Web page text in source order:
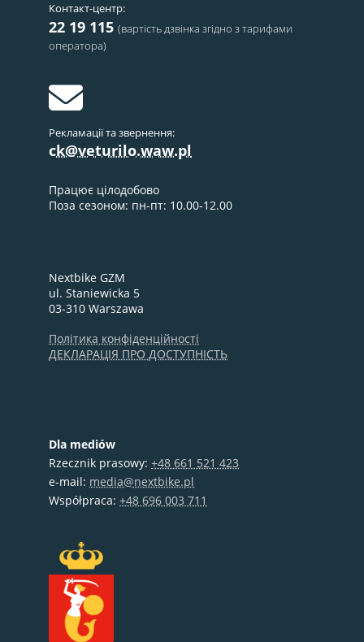
Прийняти
Контакт-центр:
22 19 115 (вартість дзвінка згідно з тарифами
оператора)
Рекламації та звернення:
ck@veturilo.waw.pl
Працює цілодобово
Поза сезоном: пн-пт: 10.00-12.00
Nextbike GZM
ul. Staniewicka 5
03-310 Warszawa
Політика конфіденційності
ДЕКЛАРАЦІЯ ПРО ДОСТУПНІСТЬ
Dla mediów
Rzecznik prasowy: +48 661 521 423
e-mail: media@nextbike.pl
Współpraca: +48 696 003 711